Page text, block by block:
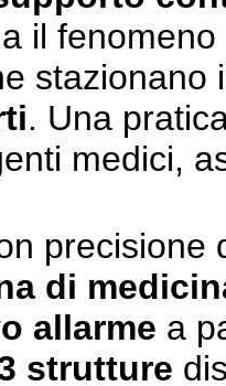
il
stazionano
. Una
medici,
precisione
di
allarme a
strutture